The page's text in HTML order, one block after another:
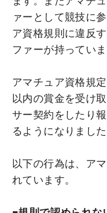
ァーとして競技に
ア資格規則に違反
ファーが持っていま
アマチュア資格規
以内の賞金を受け
サー契約をしたり
るようになりました
以下の行為は、ア
れています。